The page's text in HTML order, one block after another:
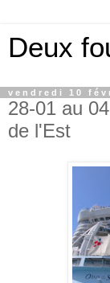
Deux
vendredi 10
28-01 au
de l'Est